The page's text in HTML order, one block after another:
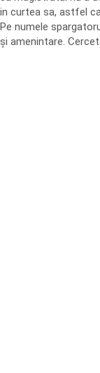
in curtea sa, astfel
Pe numele
și amenintare.